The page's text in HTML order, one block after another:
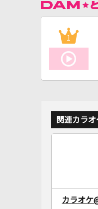
1
関連カラ
カラオケ